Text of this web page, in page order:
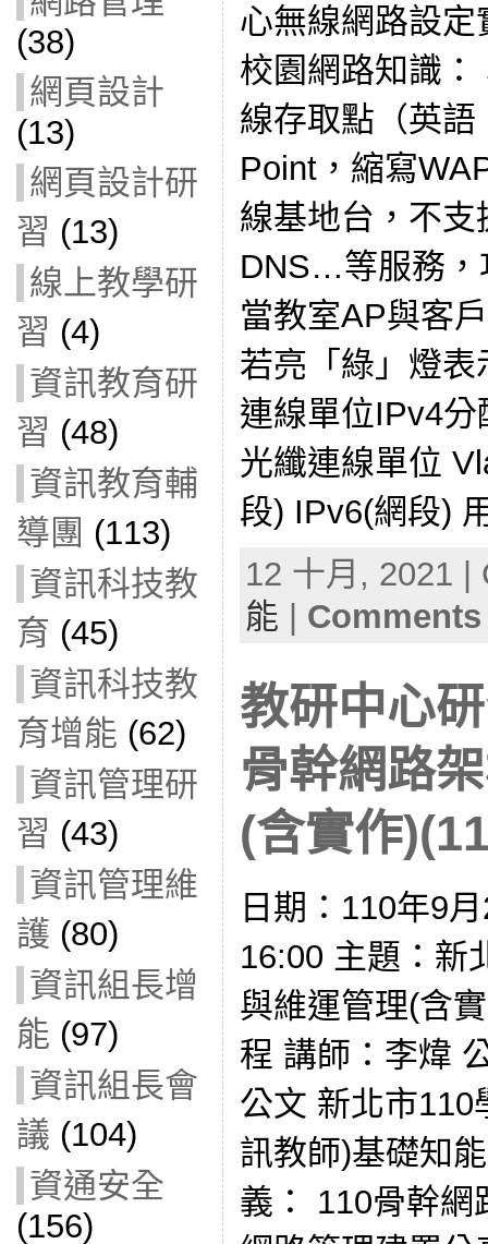
(38)
網頁設計
(13)
網頁設計研
習 (13)
線上教學研
習 (4)
資訊教育研
習 (48)
資訊教育輔
導團 (113)
資訊科技教
育 (45)
資訊科技教
育增能 (62)
資訊管理研
習 (43)
資訊管理維
護 (80)
資訊組長增
能 (97)
資訊組長會
議 (104)
資通安全
(156)
心無線網路設
校園網路知識
線存取點（英
Point，縮寫
線基地台，不支
DNS…等服務，
當教室AP與客
若亮「綠」燈
連線單位IPv4
光纖連線單位
段) IPv6(網段)
12 十月, 2021
能
教研中心
骨幹網路
(含實作
日期：110年9
16:00 主題：新
與維運管理(含
程 講師：李煒
公文 新北市110
訊教師)基礎知
義： 110骨幹網